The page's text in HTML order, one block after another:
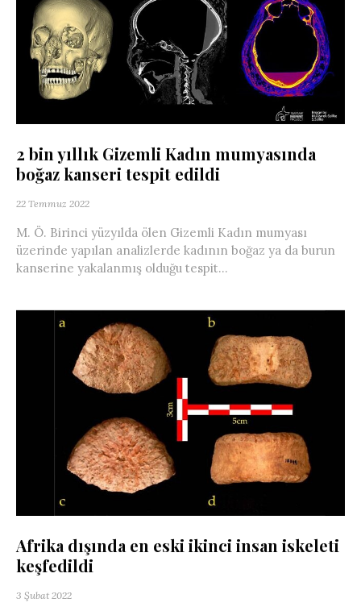
2 bin yıllık Gizemli Kadın mumyasında
boğaz kanseri tespit edildi
22 Temmuz 2022
M. Ö. Birinci yüzyılda ölen Gizemli Kadın mumyası
üzerinde yapılan analizlerde kadının boğaz ya da burun
kanserine yakalanmış olduğu tespit...
Afrika dışında en eski ikinci insan iskeleti
keşfedildi
3 Şubat 2022